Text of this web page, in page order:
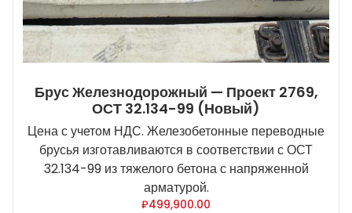
Брус Железнодорожный — Проект 2769,
ОСТ 32.134-99 (новый)
Цена с учетом НДС. Железобетонные переводные
брусья изготавливаются в соответствии с ОСТ
32.134-99 из тяжелого бетона с напряженной
арматурой.
₽499,900.00